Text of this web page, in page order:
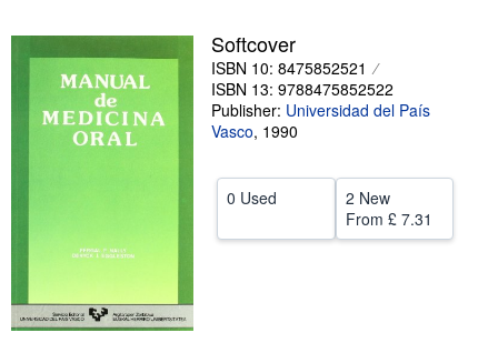
Sellers
Start Selling
Help
Softcover
ISBN 10: 8475852521
ISBN 13: 9788475852522
Publisher: Universidad del País
Vasco, 1990
0 Used
2 New
From £ 7.31